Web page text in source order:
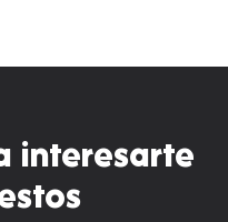
interesarte